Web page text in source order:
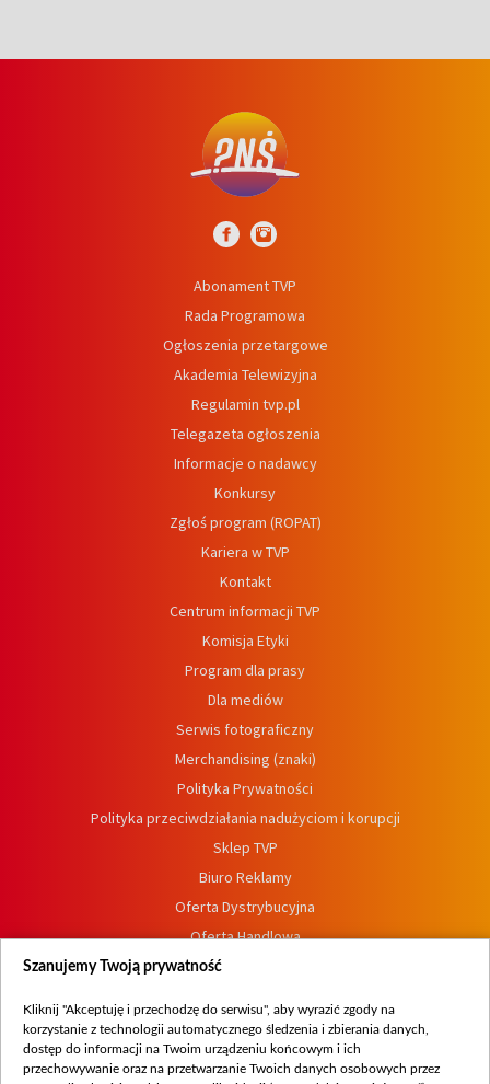
Abonament TVP
Rada Programowa
Ogłoszenia przetargowe
Akademia Telewizyjna
Regulamin tvp.pl
Telegazeta ogłoszenia
Informacje o nadawcy
Konkursy
Zgłoś program (ROPAT)
Kariera w TVP
Kontakt
Centrum informacji TVP
Komisja Etyki
Program dla prasy
Dla mediów
Serwis fotograficzny
Merchandising (znaki)
Polityka Prywatności
Polityka przeciwdziałania nadużyciom i korupcji
Sklep TVP
Biuro Reklamy
Oferta Dystrybucyjna
Oferta Handlowa
Dostępność
Procedura zgłoszeń wewnętrznych
Szanujemy Twoją prywatność
Kliknij "Akceptuję i przechodzę do serwisu", aby wyrazić zgody na
korzystanie z technologii automatycznego śledzenia i zbierania danych,
dostęp do informacji na Twoim urządzeniu końcowym i ich
przechowywanie oraz na przetwarzanie Twoich danych osobowych przez